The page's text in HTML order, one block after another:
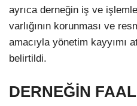
ayrıca derneğin iş ve
varlığının korunması ve
amacıyla yönetim kayyımı
belirtildi.
DERNEĞİN